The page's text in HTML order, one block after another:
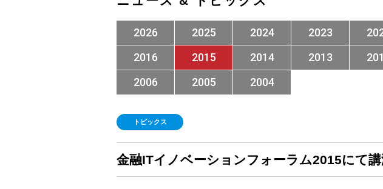
2026 2025 2024 2023
2016
2015 2014 2013
2006
2005 2004
トピックス
金融ITイノベーションフォーラム2015にて